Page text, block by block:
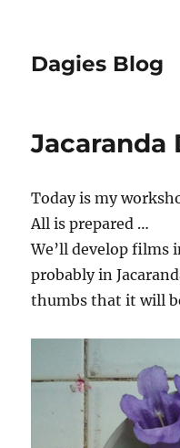
Dagies Blog
Jacaranda
Today is my
All is prepared …
We’ll develop films
probably in
thumbs that it will